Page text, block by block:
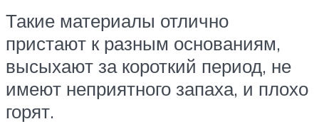
Такие материалы отлично
пристают к разным основаниям,
высыхают за короткий период, не
имеют неприятного запаха, и плохо
горят.